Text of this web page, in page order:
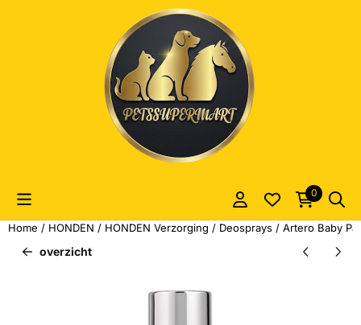
Cookievoorkeuren zijn momenteel gesloten.
0
Home / HONDEN / HONDEN Verzorging / Deosprays / Artero Baby
overzicht